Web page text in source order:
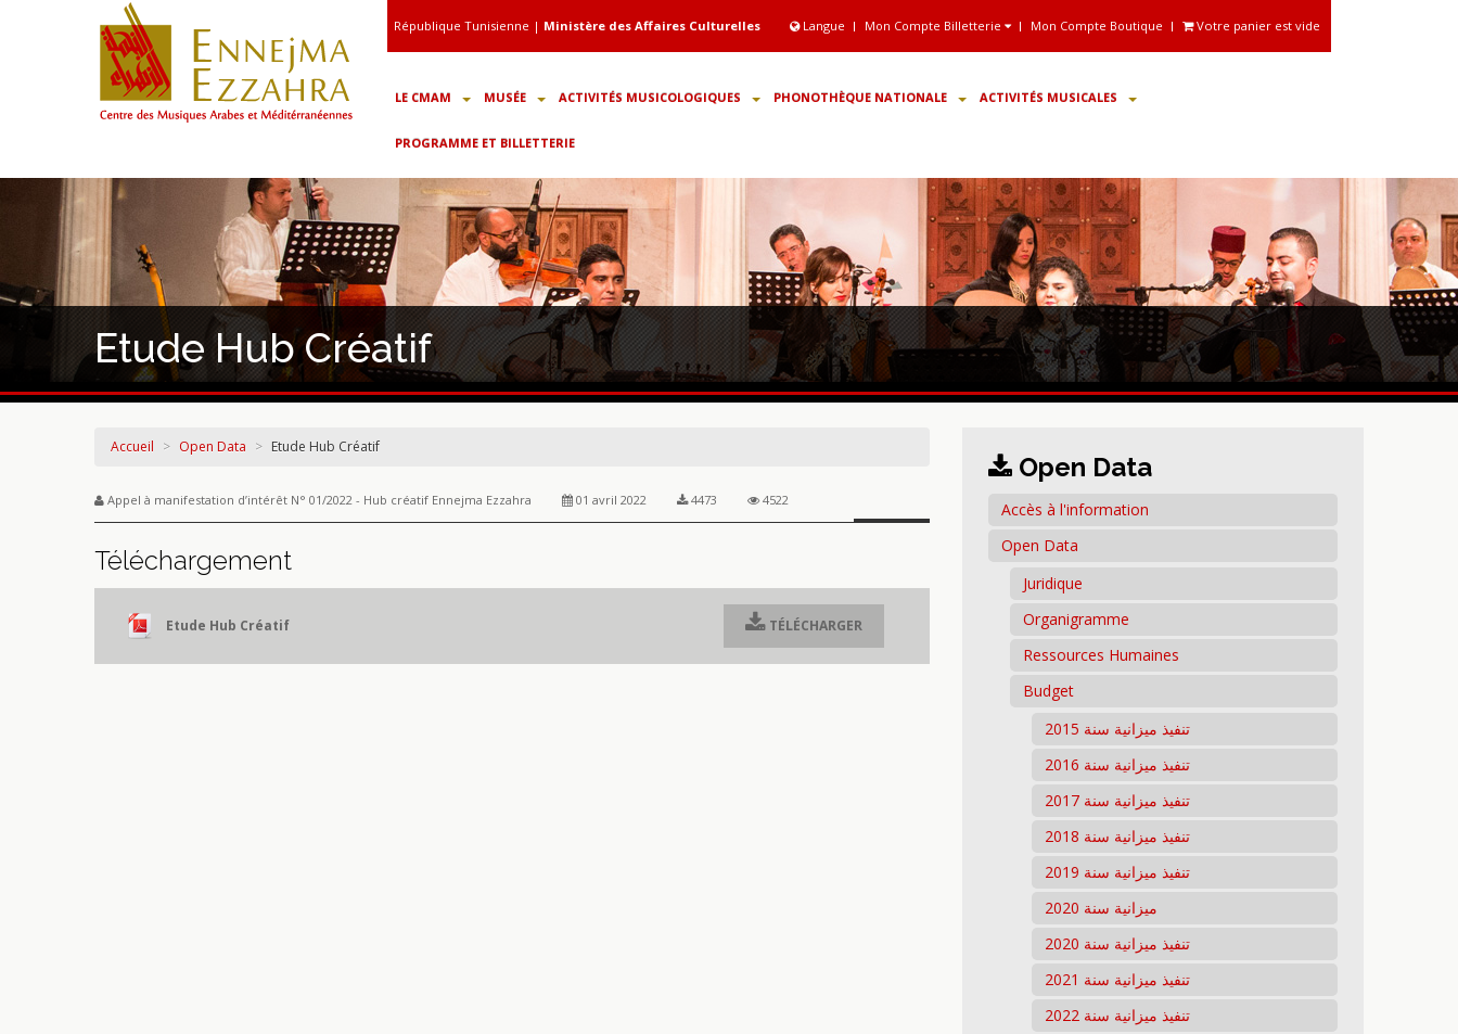
République Tunisienne | Ministère des Affaires Culturelles Langue Mon Compte Billetterie Mon Compte Boutique Votre panier est vide
LE CMAM MUSÉE ACTIVITÉS MUSICOLOGIQUES PHONOTHÈQUE NATIONALE ACTIVITÉS MUSICALES
PROGRAMME ET BILLETTERIE
Etude Hub Créatif
Accueil > Open Data > Etude Hub Créatif
Appel à manifestation d’intérêt N° 01/2022 - Hub créatif Ennejma Ezzahra 01 avril 2022 4473 4522
Téléchargement
Etude Hub Créatif TÉLÉCHARGER
Open Data
Accès à l'information
Open Data
Juridique
Organigramme
Ressources Humaines
Budget
تنفيذ ميزانية سنة 2015
تنفيذ ميزانية سنة 2016
تنفيذ ميزانية سنة 2017
تنفيذ ميزانية سنة 2018
تنفيذ ميزانية سنة 2019
ميزانية سنة 2020
تنفيذ ميزانية سنة 2020
تنفيذ ميزانية سنة 2021
تنفيذ ميزانية سنة 2022